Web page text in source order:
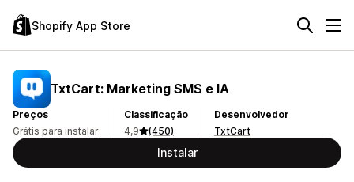
Shopify App Store
TxtCart: Marketing SMS e IA
Preços
Grátis para instalar
Classificação
4,9
(450)
Desenvolvedor
TxtCart
Instalar